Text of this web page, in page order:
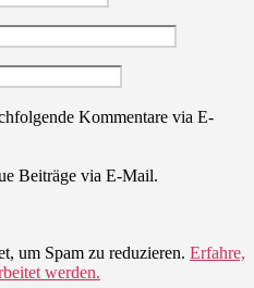
Kommentare via E-
Beiträge via E-Mail.
um Spam zu reduzieren. Erfahre,
werden.